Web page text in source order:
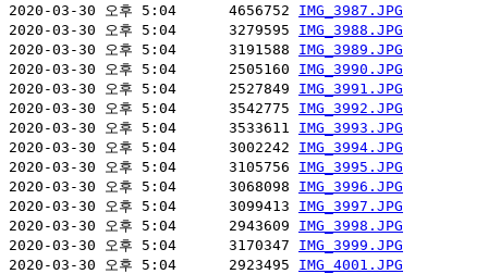
2020-03-30 오후 5:04      4656752 IMG_3987.JPG
2020-03-30 오후 5:04      3279595 IMG_3988.JPG
2020-03-30 오후 5:04      3191588 IMG_3989.JPG
2020-03-30 오후 5:04      2505160 IMG_3990.JPG
2020-03-30 오후 5:04      2527849 IMG_3991.JPG
2020-03-30 오후 5:04      3542775 IMG_3992.JPG
2020-03-30 오후 5:04      3533611 IMG_3993.JPG
2020-03-30 오후 5:04      3002242 IMG_3994.JPG
2020-03-30 오후 5:04      3105756 IMG_3995.JPG
2020-03-30 오후 5:04      3068098 IMG_3996.JPG
2020-03-30 오후 5:04      3099413 IMG_3997.JPG
2020-03-30 오후 5:04      2943609 IMG_3998.JPG
2020-03-30 오후 5:04      3170347 IMG_3999.JPG
2020-03-30 오후 5:04      2923495 IMG_4001.JPG